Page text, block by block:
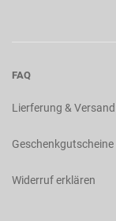
FAQ
Lierferung & Versand
Geschenkgutscheine
Widerruf erklären